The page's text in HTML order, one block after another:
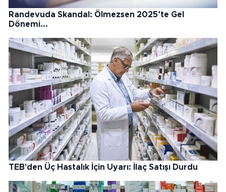
Randevuda Skandal: Ölmezsen 2025’te Gel
Dönemi...
TEB'den Üç Hastalık İçin Uyarı: İlaç Satışı Durdu